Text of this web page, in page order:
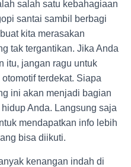
salah satu kebahagiaan
santai sambil berbagi
kita merasakan
tak tergantikan. Jika Anda
itu, jangan ragu untuk
terdekat. Siapa
ini akan menjadi bagian
Anda. Langsung saja
mendapatkan info lebih
bisa diikuti.
kenangan indah di